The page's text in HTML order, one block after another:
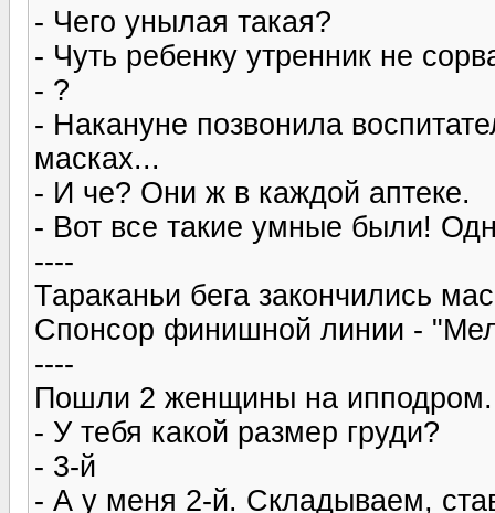
- Чего унылая такая?
- Чуть ребенку утренник не
- ?
- Накануне позвонила
масках...
- И че? Они ж в каждой аптеке.
- Вот все такие умные были!
----
Тараканьи бега закончились
Спонсор финишной линии -
----
Пошли 2 женщины на ипподром.
- У тебя какой размер груди?
- 3-й
- А у меня 2-й. Складываем,